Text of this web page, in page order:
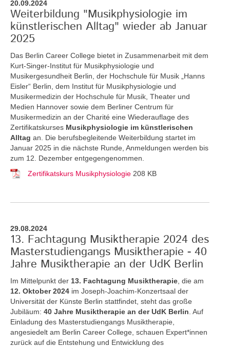
20.09.2024
Weiterbildung "Musikphysiologie im
künstlerischen Alltag" wieder ab Januar
2025
Das Berlin Career College bietet in Zusammenarbeit mit dem
Kurt-Singer-Institut für Musikphysiologie und
Musikergesundheit Berlin, der Hochschule für Musik „Hanns
Eisler“ Berlin, dem Institut für Musikphysiologie und
Musikermedizin der Hochschule für Musik, Theater und
Medien Hannover sowie dem Berliner Centrum für
Musikermedizin an der Charité eine Wiederauflage des
Zertifikatskurses Musikphysiologie im künstlerischen
Alltag an.
Die berufsbegleitende Weiterbildung startet im
Januar 2025 in die nächste Runde, Anmeldungen werden bis
zum 12. Dezember entgegengenommen.
Zertifikatskurs Musikphysiologie 208 KB
29.08.2024
13. Fachtagung Musiktherapie 2024 des
Masterstudiengangs Musiktherapie - 40
Jahre Musiktherapie an der UdK Berlin
Im Mittelpunkt der 13. Fachtagung Musiktherapie , die am
12. Oktober 2024 im Joseph-Joachim-Konzertsaal der
Universität der Künste Berlin stattfindet, steht das große
Jubiläum: 40 Jahre Musiktherapie an der UdK Berlin . Auf
Einladung des Masterstudiengangs Musiktherapie,
angesiedelt am Berlin Career College, schauen Expert*innen
zurück auf die Entstehung und Entwicklung des